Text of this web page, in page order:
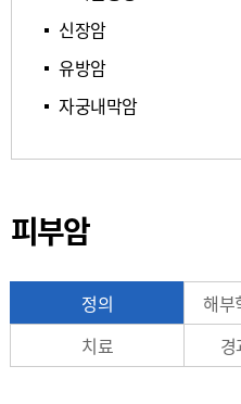
신장암
유방암
자궁내막암
피부암
정의 해부
치료